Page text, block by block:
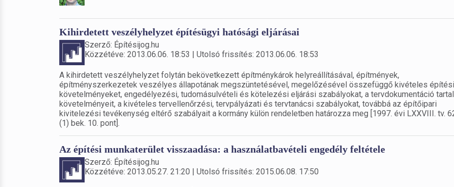
Kihirdetett veszélyhelyzet építésügyi hatósági eljárásai
Szerző: Építésijog.hu
Közzétéve: 2013.06.06. 18:53 | Utolsó frissítés: 2013.06.06. 18:53
A kihirdetett veszélyhelyzet folytán bekövetkezett építménykárok helyreállításával, építmények,
építményszerkezetek veszélyes állapotának megszüntetésével, megelőzésével összefüggő kivételes építési
követelményeket, engedélyezési, tudomásulvételi és kötelezési eljárási szabályokat, a tervdokumentáció
követelményeit, a kivételes tervellenőrzési, tervpályázati és tervtanácsi szabályokat, továbbá az építőipari
kivitelezési tevékenység eltérő szabályait a kormány külön rendeletben határozza meg [1997. évi LXXVIII. tv.
(1) bek. 10. pont].
Az építési munkaterület visszaadása: a használatbavételi engedély feltétele
Szerző: Építésijog.hu
Közzétéve: 2013.05.27. 21:20 | Utolsó frissítés: 2015.06.08. 17:50